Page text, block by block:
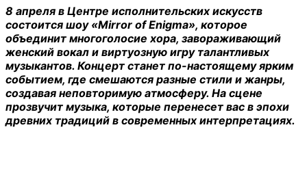
8 апреля в Центре исполнительских искусств
состоится шоу «Mirror of Enigma», которое
объединит многоголосие хора, завораживающий
женский вокал и виртуозную игру талантливых
музыкантов. Концерт станет по-настоящему ярким
событием, где смешаются разные стили и жанры,
создавая неповторимую атмосферу. На сцене
прозвучит музыка, которые перенесет вас в эпохи
древних традиций в современных интерпретациях.